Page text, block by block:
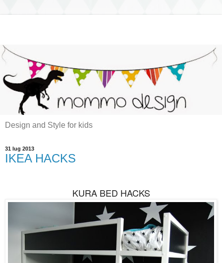
Design and Style for kids
31 lug 2013
IKEA HACKS
KURA BED HACKS